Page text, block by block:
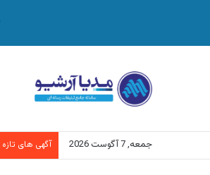
جمعه, 7 آگوست 2026 آگهی های تازه